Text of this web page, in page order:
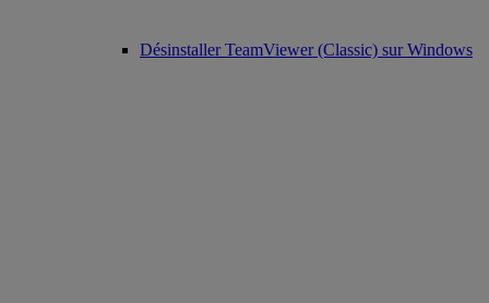
Désinstaller TeamViewer (Classic) sur Windows